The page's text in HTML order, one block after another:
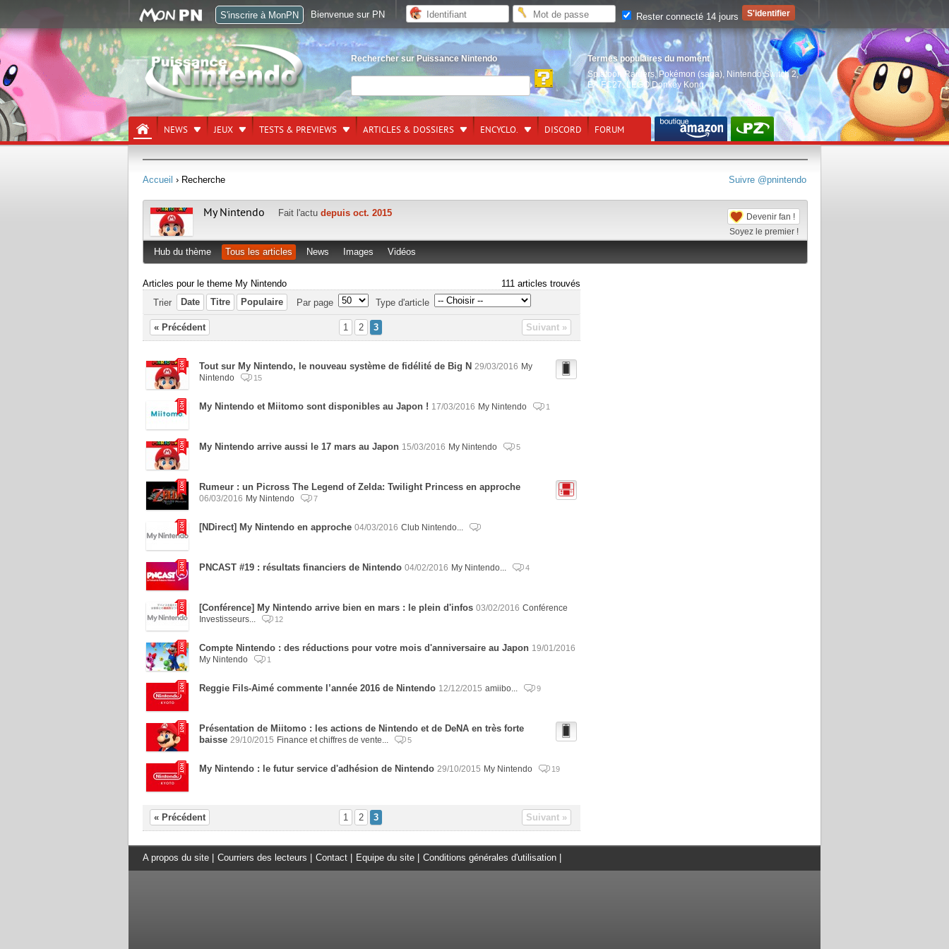
Rechercher sur Puissance Nintendo
Termes populaires du moment
Splatoon Raiders, Pokémon (saga) Nintendo Switch 2,
EA FC27,LEGO Donkey Kong
NEWS JEUX TESTS & PREVIEWS ARTICLES & DOSSIERS ENCYCLO. DISCORD FORUM
Suivre @pnintendo
Accueil › Recherche
Devenir fan !
Soyez le premier !
My Nintendo Fait l'actu depuis oct. 2015
Hub du thème Tous les articles News Images Vidéos
Articles pour le theme My Nintendo
111 articles trouvés
Trier
Date Titre Populaire Par page Type d'article
« Précédent 1 2 3 Suivant »
Tout sur My Nintendo, le nouveau système de fidélité de Big N 29/03/2016 My
Nintendo
15
My Nintendo et Miitomo sont disponibles au Japon ! 17/03/2016 My Nintendo 1
My Nintendo arrive aussi le 17 mars au Japon 15/03/2016 My Nintendo 5
Rumeur : un Picross The Legend of Zelda: Twilight Princess en approche
06/03/2016 My Nintendo 7
[NDirect] My Nintendo en approche 04/03/2016 Club Nintendo...
PNCAST #19 : résultats financiers de Nintendo 04/02/2016 My Nintendo... 4
[Conférence] My Nintendo arrive bien en mars : le plein d'infos 03/02/2016 Conférence
Investisseurs...
12
Compte Nintendo : des réductions pour votre mois d'anniversaire au Japon 19/01/2016
My Nintendo
1
Reggie Fils-Aimé commente l’année 2016 de Nintendo 12/12/2015 amiibo... 9
Présentation de Miitomo : les actions de Nintendo et de DeNA en très forte
baisse 29/10/2015 Finance et chiffres de vente... 5
My Nintendo : le futur service d'adhésion de Nintendo 29/10/2015 My Nintendo 19
« Précédent 1 2 3 Suivant »
A propos du site Courriers des lecteurs Contact Equipe du site Conditions générales d'utilisation
S'inscrire à MonPN Bienvenue sur PN Rester connecté 14 jours